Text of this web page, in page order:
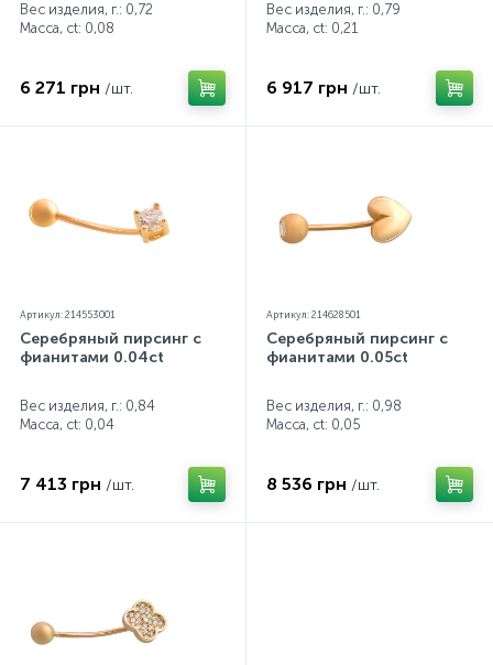
Вес изделия, г.: 0,72
Масса, ct: 0,08
6 271 грн /шт.
Вес изделия, г.: 0,79
Масса, ct: 0,21
6 917 грн /шт.
Артикул: 214553001
Серебряный пирсинг с
фианитами 0.04ct
Вес изделия, г.: 0,84
Масса, ct: 0,04
7 413 грн /шт.
Артикул: 214628501
Серебряный пирсинг с
фианитами 0.05ct
Вес изделия, г.: 0,98
Масса, ct: 0,05
8 536 грн /шт.